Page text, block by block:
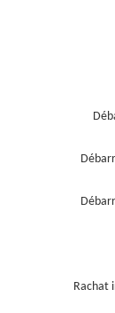
Rachat